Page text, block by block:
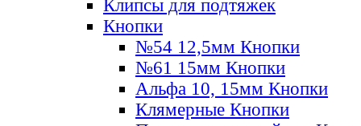
Клипсы для подтяжек
Кнопки
№54 12,5мм Кнопки
№61 15мм Кнопки
Альфа 10, 15мм Кнопки
Клямерные Кнопки